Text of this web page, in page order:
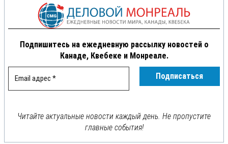
Подпишитесь на ежедневную рассылку новостей о
Канаде, Квебеке и Монреале.
Читайте актуальные новости каждый день. Не пропустите
главные события!